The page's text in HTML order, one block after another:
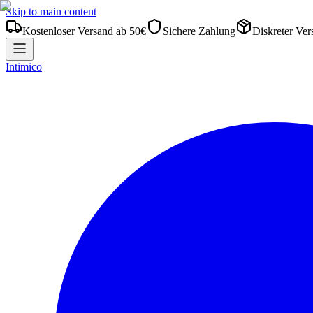
Skip to main content
Kostenloser Versand ab 50€
Sichere Zahlung Diskreter
Intimico